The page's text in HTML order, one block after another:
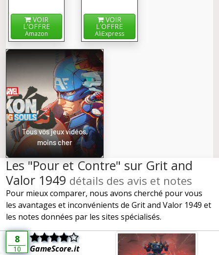
VOIR
L'OFFRE
Amazon
VOIR
L'OFFRE
AliExpress
Tous vos jeux vidéos,
moins cher
Les "Pour et Contre" sur Grit and
Valor 1949 détails des avis et notes
Pour mieux comparer, nous avons cherché pour vous
les avantages et inconvénients de Grit and Valor 1949 et
les notes données par les sites spécialisés.
8
10 GameScore.it